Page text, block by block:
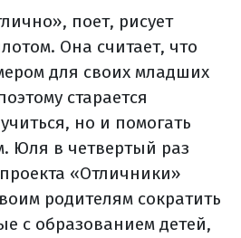
поет, рисует
Она считает, что
для своих младших
старается
но и помогать
Юля в четвертый раз
«Отличники»
родителям сократить
с образованием детей,